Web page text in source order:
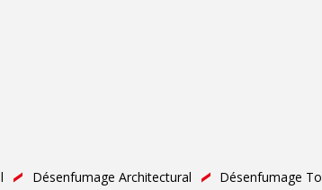
Désenfumage Architectural
Désenfumage